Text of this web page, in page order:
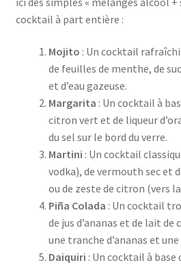
Panier
Vie privée
cocktail à part entière :
Mojito : Un cocktail
de feuilles de menthe, de
et d’eau gazeuse.
Margarita : Un cocktail à
citron vert et de liqueur
du sel sur le bord du verre.
Martini : Un cocktail
vodka), de vermouth sec et
ou de zeste de citron (vers
Piña Colada : Un cocktail
de jus d’ananas et de lait de
une tranche d’ananas et
Daiquiri : Un cocktail à base